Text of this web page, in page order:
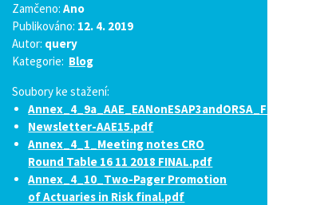
Zamčeno:Ano
Publikováno: 12. 4. 2019
Autor: query
Kategorie: Blog
Soubory ke stažení:
Newsletter-AAE15.pdf
Annex_4_1_Meeting notes CRO
Round Table 16 11 2018 FINAL.pdf
Annex_4_10_Two-Pager Promotion
of Actuaries in Risk final.pdf